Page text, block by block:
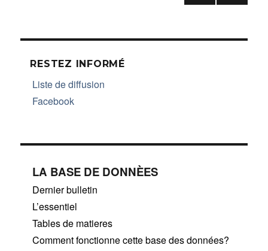
articles
ANT
RESTEZ INFORMÉ
Liste de diffusion
Facebook
LA BASE DE DONNÈES
Dernier bulletin
L’essentiel
Tables de matieres
Comment fonctionne cette base des données?